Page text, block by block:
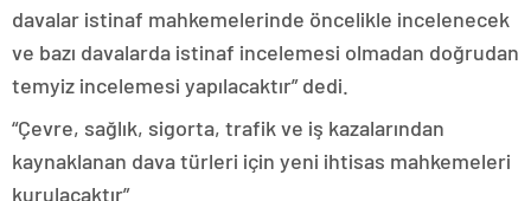
davalar istinaf mahkemelerinde öncelikle incelenecek
ve bazı davalarda istinaf incelemesi olmadan doğrudan
temyiz incelemesi yapılacaktır” dedi.
“Çevre, sağlık, sigorta, trafik ve iş kazalarından
kaynaklanan dava türleri için yeni ihtisas mahkemeleri
kurulacaktır”